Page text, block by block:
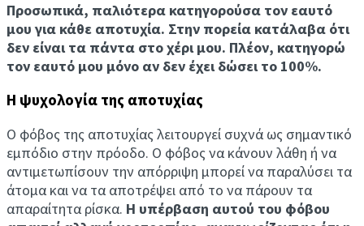
Προσωπικά, παλιότερα κατηγορούσα τον εαυτό
μου για κάθε αποτυχία. Στην πορεία κατάλαβα ότι
δεν είναι τα πάντα στο χέρι μου. Πλέον, κατηγορώ
τον εαυτό μου μόνο αν δεν έχει δώσει το 100%.
Η ψυχολογία της αποτυχίας
Ο φόβος της αποτυχίας λειτουργεί συχνά ως σημαντικό
εμπόδιο στην πρόοδο. Ο φόβος να κάνουν λάθη ή να
αντιμετωπίσουν την απόρριψη μπορεί να παραλύσει τα
άτομα και να τα αποτρέψει από το να πάρουν τα
απαραίτητα ρίσκα. Η υπέρβαση αυτού του φόβου